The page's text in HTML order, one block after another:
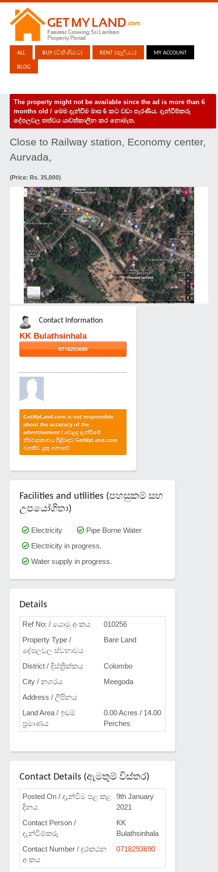
ALL BUY (විකිණීමට) RENT (කුලියට) MY ACCOUNT
BLOG
The property might not be available since the ad is more than 6
months old / මෙම දැන්වීම මාස 6 කට වඩා පැරණිය. දැන්වීම්කරු
දේපලවල තත්වය යාවත්කාලීන කර නොමැත.
Close to Railway station, Economy center,
Aurvada,
(Price: Rs. 35,000)
Contact Information
KK Bulathsinhala
0718293690
GetMyLand.com is not responsible
about the accuracy of the
advertisement / වෙළඳ දැන්වීමේ
නිරවද්‍යතාවය පිළිබඳව GetMyLand.com
වගකිව යුතු නොවේ
Facilities and utilities (පහසුකම් සහ
උපයෝගිතා)
Electricity
Pipe Borne Water
Electricity in progress.
Water supply in progress.
Details
Ref No: / යොමු අංකය
010256
Property Type /
දේපලවල ස්වභාවය
Bare Land
District / දිස්ත්‍රික්කය
Colombo
City / නගරය
Meegoda
Address / ලිපිනය
Land Area / ඉඩම්
ප්‍රමාණය
0.00 Acres / 14.00
Perches
Contact Details (ඇමතුම් විස්තර)
Posted On / දැන්වීම පළ කළ
දිනය
9th January
2021
Contact Person /
දැන්වීම්කරු
KK
Bulathsinhala
Contact Number / දුරකථන
අංකය
0718293690